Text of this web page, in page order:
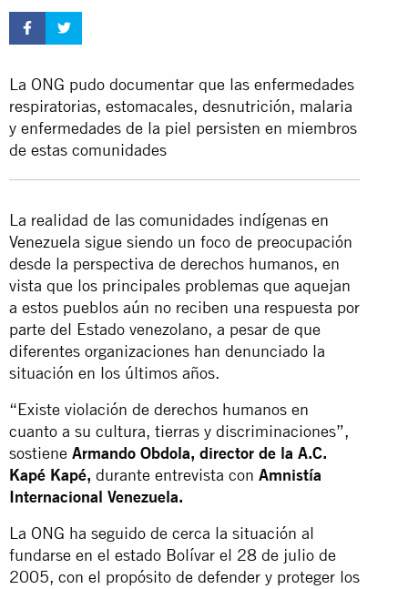
La ONG pudo documentar que las enfermedades
respiratorias, estomacales, desnutrición, malaria
y enfermedades de la piel persisten en miembros
de estas comunidades
La realidad de las comunidades indígenas en
Venezuela sigue siendo un foco de preocupación
desde la perspectiva de derechos humanos, en
vista que los principales problemas que aquejan
a estos pueblos aún no reciben una respuesta por
parte del Estado venezolano, a pesar de que
diferentes organizaciones han denunciado la
situación en los últimos años.
“Existe violación de derechos humanos en
cuanto a su cultura, tierras y discriminaciones”,
sostiene Armando Obdola, director de la A.C.
Kapé Kapé, durante entrevista con Amnistía
Internacional Venezuela.
La ONG ha seguido de cerca la situación al
fundarse en el estado Bolívar el 28 de julio de
2005, con el propósito de defender y proteger los